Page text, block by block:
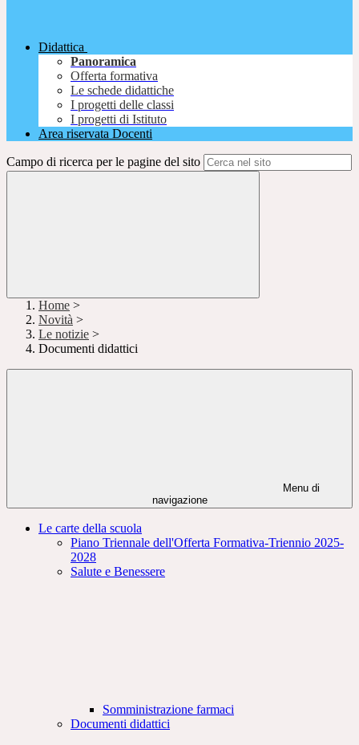
Didattica
Panoramica
Offerta formativa
Le schede didattiche
I progetti delle classi
I progetti di Istituto
Area riservata Docenti
Campo di ricerca per le pagine del sito
Home >
Novità >
Le notizie >
Documenti didattici
Menu di
navigazione
Le carte della scuola
Piano Triennale dell'Offerta Formativa-Triennio 2025-
2028
Salute e Benessere
Somministrazione farmaci
Documenti didattici